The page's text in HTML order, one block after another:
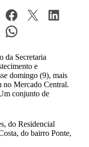
da Secretaria
e
domingo (9), mais
no Mercado Central.
conjunto de
do Residencial
do bairro Ponte,